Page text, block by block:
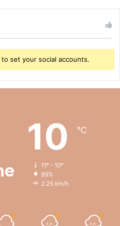
set your social accounts.
10 ℃
11º - 10º
89%
2.25 km/h